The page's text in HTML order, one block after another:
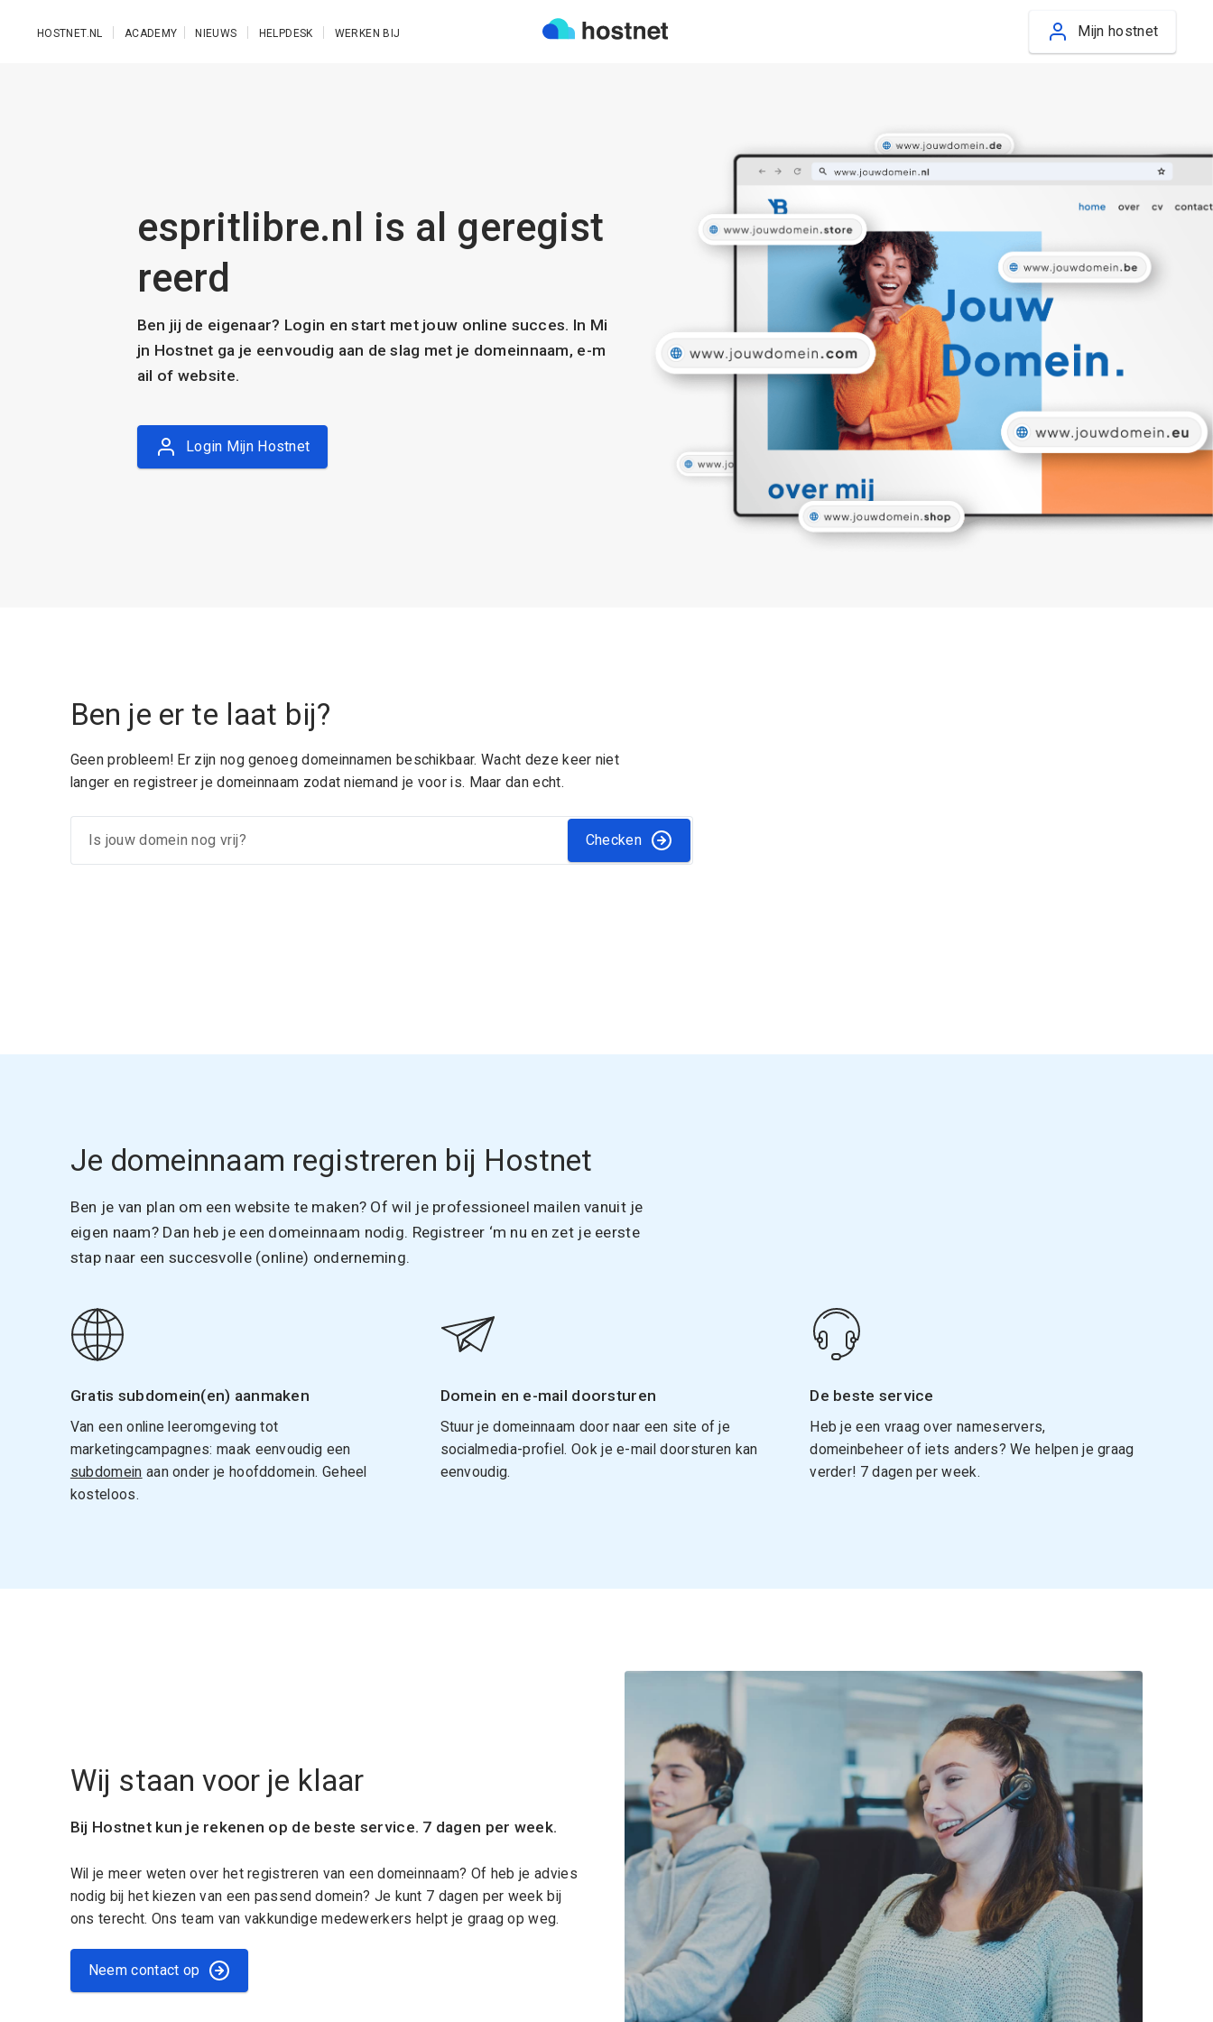
HOSTNET.NL ACADEMY NIEUWS HELPDESK WERKEN BIJ Mijn hostnet
espritlibre.nl is al geregist
reerd
Ben jij de eigenaar? Login en start met jouw online succes. In Mi
jn Hostnet ga je eenvoudig aan de slag met je domeinnaam, e-m
ail of website.
Login Mijn Hostnet
Ben je er te laat bij?
Geen probleem! Er zijn nog genoeg domeinnamen beschikbaar. Wacht deze keer niet
langer en registreer je domeinnaam zodat niemand je voor is. Maar dan echt.
Checken
Je domeinnaam registreren bij Hostnet
Ben je van plan om een website te maken? Of wil je professioneel mailen vanuit je
eigen naam? Dan heb je een domeinnaam nodig. Registreer ‘m nu en zet je eerste
stap naar een succesvolle (online) onderneming.
Gratis subdomein(en) aanmaken
Van een online leeromgeving tot
marketingcampagnes: maak eenvoudig een
subdomein aan onder je hoofddomein. Geheel
kosteloos.
Domein en e-mail doorsturen
Stuur je domeinnaam door naar een site of je
socialmedia-profiel. Ook je e-mail doorsturen kan
eenvoudig.
De beste service
Heb je een vraag over nameservers,
domeinbeheer of iets anders? We helpen je graag
verder! 7 dagen per week.
Wij staan voor je klaar
Bij Hostnet kun je rekenen op de beste service. 7 dagen per week.
Wil je meer weten over het registreren van een domeinnaam? Of heb je advies
nodig bij het kiezen van een passend domein? Je kunt 7 dagen per week bij
ons terecht. Ons team van vakkundige medewerkers helpt je graag op weg.
Neem contact op